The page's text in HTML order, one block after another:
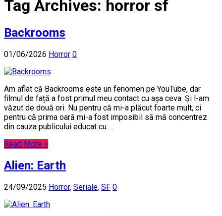
Tag Archives: horror sf
Backrooms
01/06/2026 Horror 0
Am aflat că Backrooms este un fenomen pe YouTube, dar
filmul de față a fost primul meu contact cu așa ceva. Și l-am
văzut de două ori. Nu pentru că mi-a plăcut foarte mult, ci
pentru că prima oară mi-a fost imposibil să mă concentrez
din cauza publicului educat cu …
Read More »
Alien: Earth
24/09/2025 Horror, Seriale, SF 0